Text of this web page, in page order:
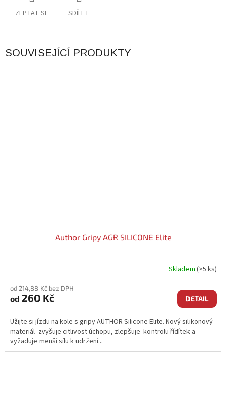
ZEPTAT SE SDÍLET
SOUVISEJÍCÍ PRODUKTY
Author Gripy AGR SILICONE Elite
Skladem (>5 ks)
od 214,88 Kč bez DPH
od 260 Kč DETAIL
Užijte si jízdu na kole s gripy AUTHOR Silicone Elite. Nový silikonový
materiál zvyšuje citlivost úchopu, zlepšuje kontrolu řídítek a
vyžaduje menší sílu k udržení...